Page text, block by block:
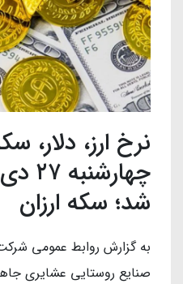
نرخ ارز، دلار،
شد؛ سکه ارزان
به گزارش روابط عمومی
صنایع روستایی عشایری